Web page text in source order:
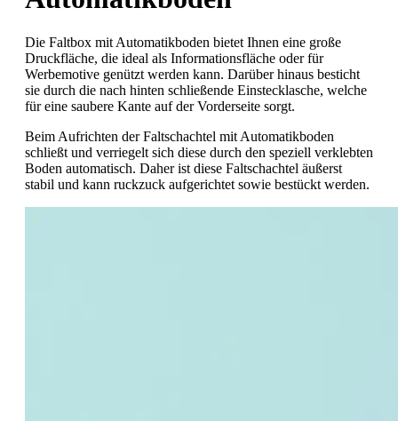
Die Faltbox mit Automatikboden bietet Ihnen eine große
Druckfläche, die ideal als Informationsfläche oder für
Werbemotive genützt werden kann. Darüber hinaus besticht
sie durch die nach hinten schließende Einstecklasche, welche
für eine saubere Kante auf der Vorderseite sorgt.
Beim Aufrichten der Faltschachtel mit Automatikboden
schließt und verriegelt sich diese durch den speziell verklebten
Boden automatisch. Daher ist diese Faltschachtel äußerst
stabil und kann ruckzuck aufgerichtet sowie bestückt werden.